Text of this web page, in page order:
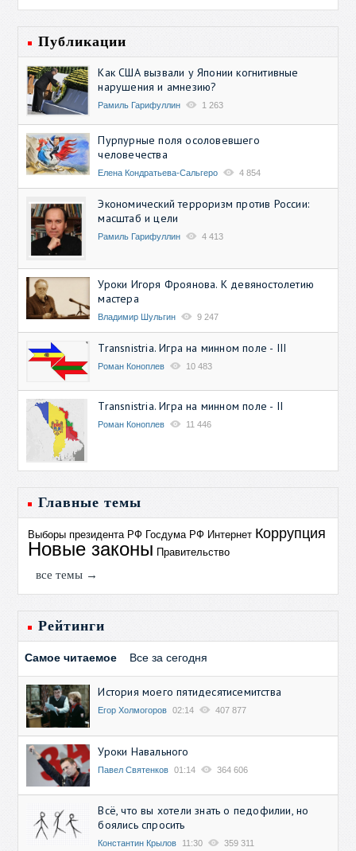
Публикации
Как США вызвали у Японии когнитивные
нарушения и амнезию?
Рамиль Гарифуллин 1 263
Пурпурные поля осоловевшего
человечества
Елена Кондратьева-Сальгеро 4 854
Экономический терроризм против России:
масштаб и цели
Рамиль Гарифуллин 4 413
Уроки Игоря Фроянова. К девяностолетию
мастера
Владимир Шульгин 9 247
Transnistria. Игра на минном поле - III
Роман Коноплев 10 483
Transnistria. Игра на минном поле - II
Роман Коноплев 11 446
Главные темы
Выборы президента РФ Госдума РФ Интернет Коррупция
Новые законы Правительство
все темы →
Рейтинги
Самое читаемое Все за сегодня
История моего пятидесятисемитства
Егор Холмогоров 02:14 407 877
Уроки Навального
Павел Святенков 01:14 364 606
Всё, что вы хотели знать о педофилии, но
боялись спросить
Константин Крылов 11:30 359 311